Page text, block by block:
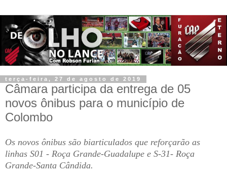
terça-feira, 27 de agosto de 2019
Câmara participa da entrega de 05
novos ônibus para o município de
Colombo
Os novos ônibus são biarticulados que reforçarão as
linhas S01 - Roça Grande-Guadalupe e S-31- Roça
Grande-Santa Cândida.